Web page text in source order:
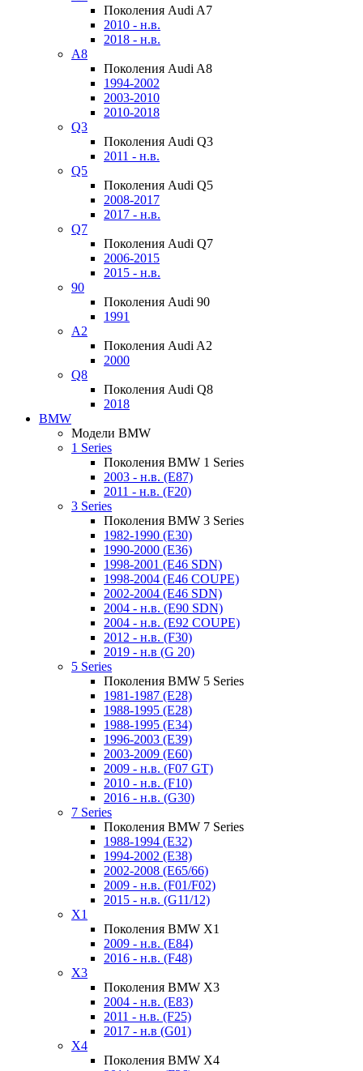
Поколения Audi A7
2010 - н.в.
2018 - н.в.
A8
Поколения Audi A8
1994-2002
2003-2010
2010-2018
Q3
Поколения Audi Q3
2011 - н.в.
Q5
Поколения Audi Q5
2008-2017
2017 - н.в.
Q7
Поколения Audi Q7
2006-2015
2015 - н.в.
90
Поколения Audi 90
1991
A2
Поколения Audi A2
2000
Q8
Поколения Audi Q8
2018
BMW
Модели BMW
1 Series
Поколения BMW 1 Series
2003 - н.в. (E87)
2011 - н.в. (F20)
3 Series
Поколения BMW 3 Series
1982-1990 (E30)
1990-2000 (E36)
1998-2001 (E46 SDN)
1998-2004 (E46 COUPE)
2002-2004 (E46 SDN)
2004 - н.в. (E90 SDN)
2004 - н.в. (E92 COUPE)
2012 - н.в. (F30)
2019 - н.в (G 20)
5 Series
Поколения BMW 5 Series
1981-1987 (E28)
1988-1995 (E28)
1988-1995 (E34)
1996-2003 (E39)
2003-2009 (E60)
2009 - н.в. (F07 GT)
2010 - н.в. (F10)
2016 - н.в. (G30)
7 Series
Поколения BMW 7 Series
1988-1994 (E32)
1994-2002 (E38)
2002-2008 (E65/66)
2009 - н.в. (F01/F02)
2015 - н.в. (G11/12)
X1
Поколения BMW X1
2009 - н.в. (E84)
2016 - н.в. (F48)
X3
Поколения BMW X3
2004 - н.в. (E83)
2011 - н.в. (F25)
2017 - н.в (G01)
X4
Поколения BMW X4